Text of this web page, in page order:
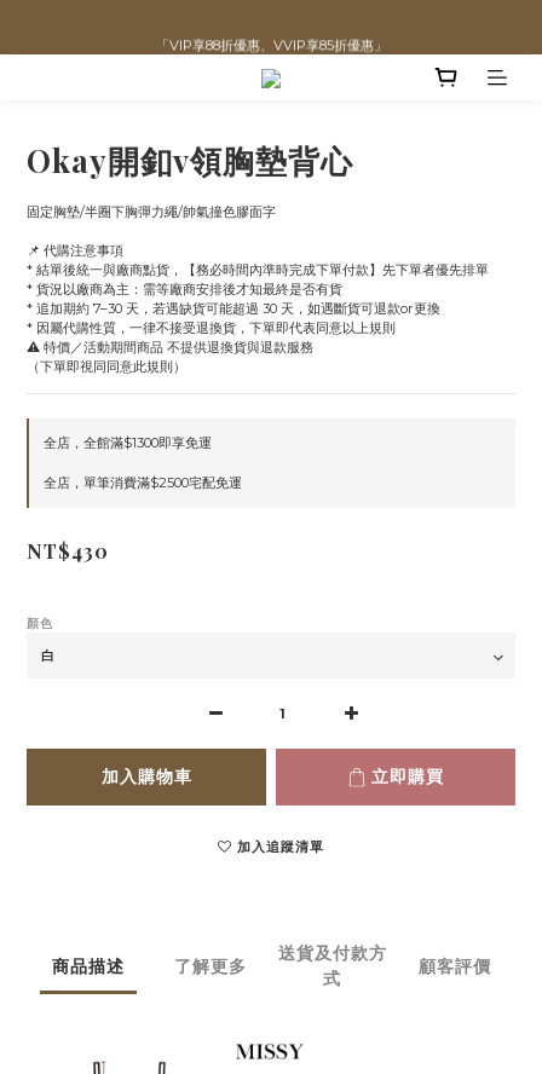
全館滿$1300即可享「免運」♡♡
直播喊單享更優惠價格！！
Okay開釦v領胸墊背心
固定胸墊/半圈下胸彈力繩/帥氣撞色膠面字
📌 代購注意事項
* 結單後統一與廠商點貨，【務必時間內準時完成下單付款】先下單者優先排單
* 貨況以廠商為主：需等廠商安排後才知最終是否有貨
* 追加期約 7–30 天，若遇缺貨可能超過 30 天，如遇斷貨可退款or更換
* 因屬代購性質，一律不接受退換貨，下單即代表同意以上規則
⚠️ 特價／活動期間商品 不提供退換貨與退款服務
（下單即視同同意此規則）
全店，全館滿$1300即享免運
全店，單筆消費滿$2500宅配免運
NT$430
顏色
加入購物車 立即購買
加入追蹤清單
商品描述 了解更多
送貨及付款方
式
顧客評價